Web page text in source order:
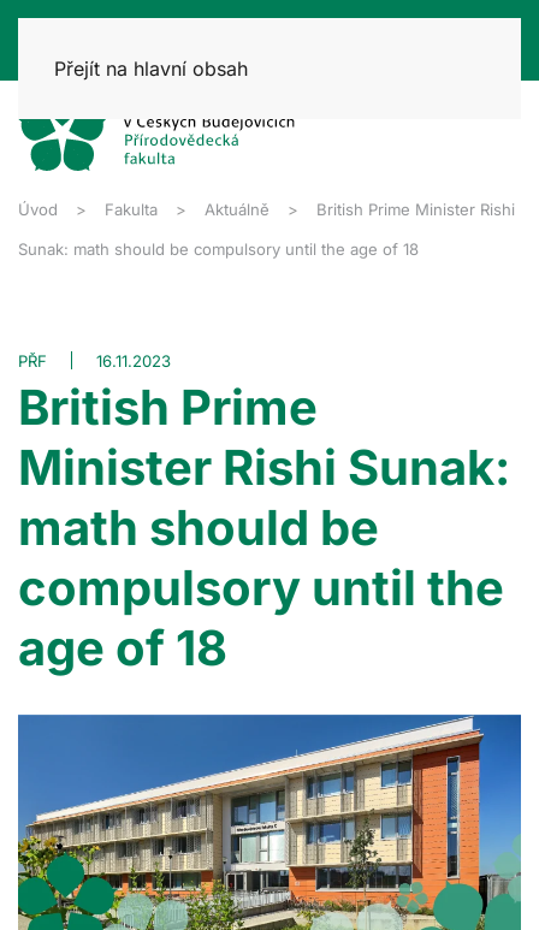
Přejít na hlavní obsah
Úvod Fakulta Aktuálně British Prime Minister Rishi
Sunak: math should be compulsory until the age of 18
PŘF 16.11.2023
British Prime
Minister Rishi Sunak:
math should be
compulsory until the
age of 18